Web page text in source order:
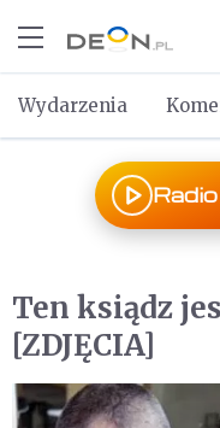
Wydarzenia
Ten ksiądz
[ZDJĘCIA]